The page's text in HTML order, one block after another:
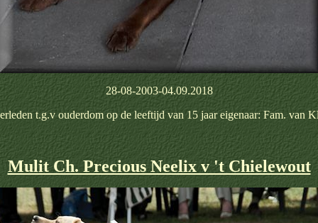
28-08-2003-04.09.2018
t.g.v ouderdom op de leeftijd van 15 jaar eigenaar: Fam. van
Mulit Ch. Precious Neelix v 't Chielewout